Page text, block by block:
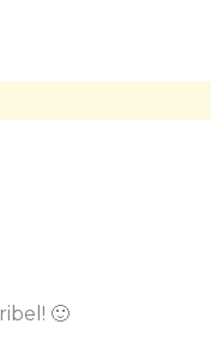
🙂